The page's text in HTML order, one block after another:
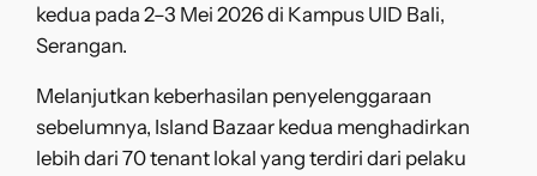
kedua pada 2–3 Mei 2026 di Kampus UID Bali,
Serangan.
Melanjutkan keberhasilan penyelenggaraan
sebelumnya, Island Bazaar kedua menghadirkan
lebih dari 70 tenant lokal yang terdiri dari pelaku